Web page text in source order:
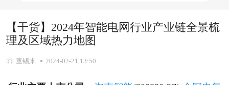
【干货】2024年智能电网行业产业链全景梳
理及区域热力地图
童锡来 2024-02-21 13:50